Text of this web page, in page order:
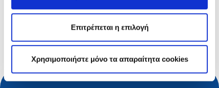
Επιτρέπεται η επιλογή
Χρησιμοποιήστε μόνο τα απαραίτητα cookies
Τι ψάχνετε;
Ερώτηση αναζήτησης